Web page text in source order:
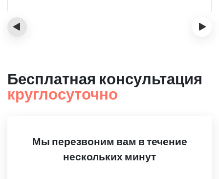
‹ ›
Бесплатная консультация
круглосуточно
Мы перезвоним вам в течение
нескольких минут